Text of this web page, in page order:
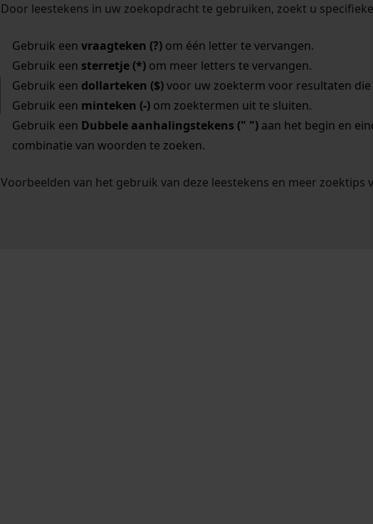
Door leestekens in uw zoekopdracht te gebruiken, zoekt u
Gebruik een vraagteken (?)om één letter te vervangen.
Gebruik een sterretje (*)om meer letters te vervangen.
Gebruik een dollarteken ($)voor uw zoekterm voor resultaten die
Gebruik een minteken (-)om zoektermen uit te sluiten.
Gebruik een Dubbele aanhalingstekens (" ")aan het begin en
combinatie van woorden te zoeken.
Voorbeelden van het gebruik van deze leestekens en meer zoektips